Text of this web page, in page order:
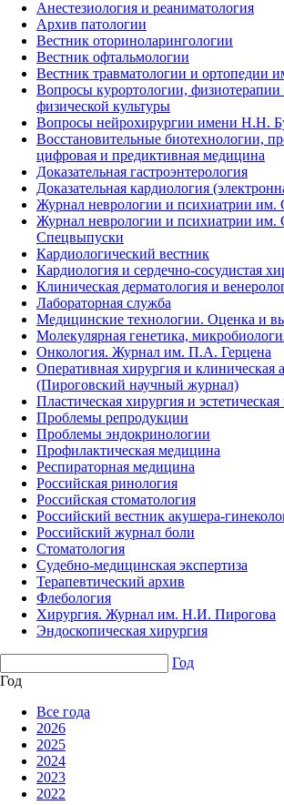
Анестезиология и реаниматология
Архив патологии
Вестник оториноларингологии
Вестник офтальмологии
Вестник травматологии и ортопедии
Вопросы курортологии, физиотерапии
физической культуры
Вопросы нейрохирургии имени Н.Н.
Восстановительные биотехнологии,
цифровая и предиктивная медицина
Доказательная гастроэнтерология
Доказательная кардиология
Журнал неврологии и психиатрии им.
Журнал неврологии и психиатрии им.
Спецвыпуски
Кардиологический вестник
Кардиология и сердечно-сосудистая
Клиническая дерматология и
Лабораторная служба
Медицинские технологии. Оценка и
Молекулярная генетика,
Онкология. Журнал им. П.А. Герцена
Оперативная хирургия и клиническая
(Пироговский научный журнал)
Пластическая хирургия и
Проблемы репродукции
Проблемы эндокринологии
Профилактическая медицина
Респираторная медицина
Российская ринология
Российская стоматология
Российский вестник акушера-
Российский журнал боли
Стоматология
Судебно-медицинская экспертиза
Терапевтический архив
Флебология
Хирургия. Журнал им. Н.И. Пирогова
Эндоскопическая хирургия
Год
Год
Все года
2026
2025
2024
2023
2022